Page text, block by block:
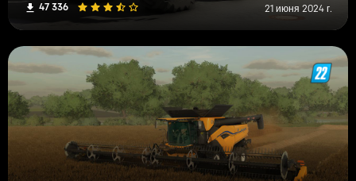
47 336 21 июня 2024 г.